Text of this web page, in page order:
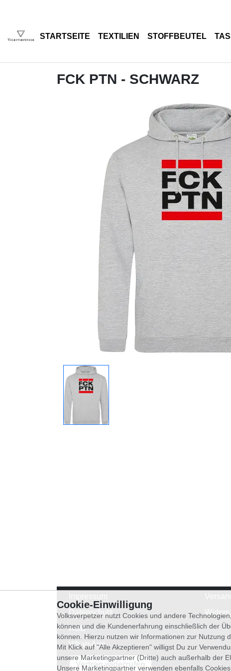
STARTSEITE TEXTILIEN STOFFBEUTEL
FCK PTN - SCHWARZ
Datenschutz
AGB
WhatsApp
Vertrag widerrufen
Cookie-Einwilligung
Volksverpetzer nutzt Cookies und andere
können und die Kundenerfahrung einschließlich der
können. Hierzu nutzen wir Informationen zur Nutzung
Mit Klick auf "Alle Akzeptieren" willigst Du zur
unsere Marketingpartner (Dritte) auch außerhalb der
Unsere Marketingpartner verwenden ebenfalls